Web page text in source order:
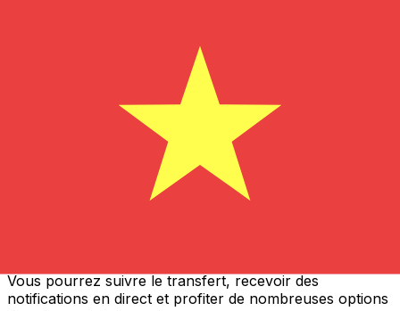
Vous pourrez suivre le transfert, recevoir des
notifications en direct et profiter de nombreuses options